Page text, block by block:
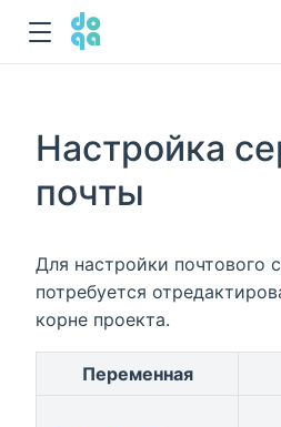
Настройка
почты
Для настройки почтового
потребуется
корне проекта.
Переменная